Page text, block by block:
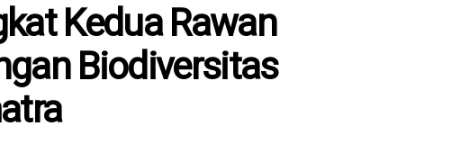
Kedua Rawan
Biodiversitas